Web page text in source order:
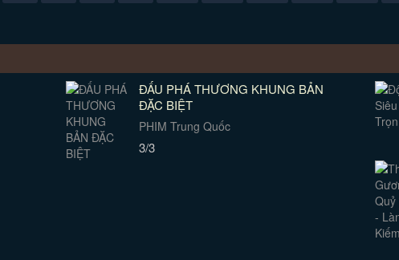
ĐẤU PHÁ THƯƠNG KHUNG BẢN
ĐẶC BIỆT
PHIM Trung Quốc
3/3